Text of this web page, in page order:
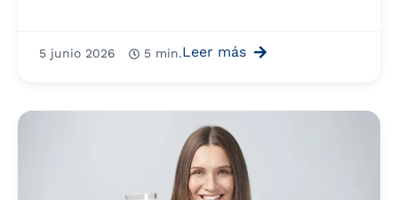
5 junio 2026 5 min.Leer más